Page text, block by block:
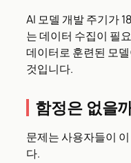
AI 모델 개발 주기가
는 데이터 수집이 필
데이터로 훈련된 모
것입니다.
함정은 없을
문제는 사용자들이
다.